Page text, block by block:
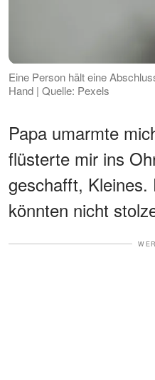
Eine Person hält eine
Hand | Quelle: Pexels
Papa umarmte
flüsterte mir ins
geschafft, Kleines.
könnten nicht